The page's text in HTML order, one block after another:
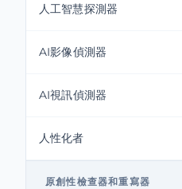
人工智慧探測器
AI影像偵測器
AI視訊偵測器
人性化者
原創性檢查器和重寫器